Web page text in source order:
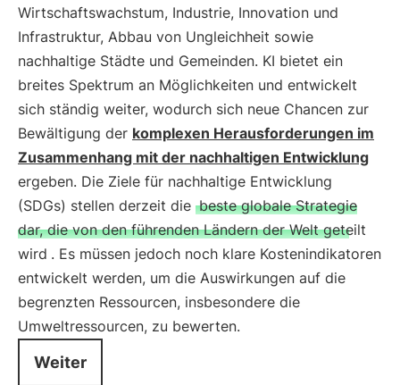
Wirtschaftswachstum, Industrie, Innovation und
Infrastruktur, Abbau von Ungleichheit sowie
nachhaltige Städte und Gemeinden. KI bietet ein
breites Spektrum an Möglichkeiten und entwickelt
sich ständig weiter, wodurch sich neue Chancen zur
Bewältigung der komplexen Herausforderungen im
Zusammenhang mit der nachhaltigen Entwicklung
ergeben. Die Ziele für nachhaltige Entwicklung
(SDGs) stellen derzeit die beste globale Strategie
dar, die von den führenden Ländern der Welt geteilt
wird . Es müssen jedoch noch klare Kostenindikatoren
entwickelt werden, um die Auswirkungen auf die
begrenzten Ressourcen, insbesondere die
Umweltressourcen, zu bewerten.
Weiter